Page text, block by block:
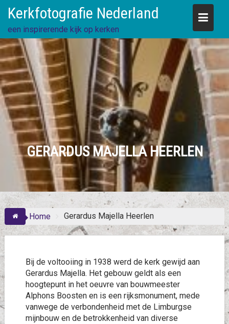
content
Kerkfotografie Nederland
een inspirerende kijk op kerken
GERARDUS MAJELLA HEERLEN
Home Gerardus Majella Heerlen
Bij de voltooiing in 1938 werd de kerk gewijd aan
Gerardus Majella. Het gebouw geldt als een
hoogtepunt in het oeuvre van bouwmeester
Alphons Boosten en is een rijksmonument, mede
vanwege de verbondenheid met de Limburgse
mijnbouw en de betrokkenheid van diverse